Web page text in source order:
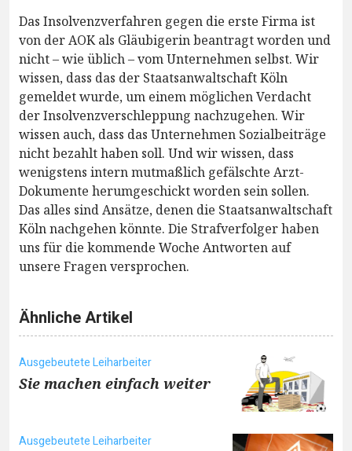
Das Insolvenzverfahren gegen die erste Firma ist
von der AOK als Gläubigerin beantragt worden und
nicht – wie üblich – vom Unternehmen selbst. Wir
wissen, dass das der Staatsanwaltschaft Köln
gemeldet wurde, um einem möglichen Verdacht
der Insolvenzverschleppung nachzugehen. Wir
wissen auch, dass das Unternehmen Sozialbeiträge
nicht bezahlt haben soll. Und wir wissen, dass
wenigstens intern mutmaßlich gefälschte Arzt-
Dokumente herumgeschickt worden sein sollen.
Das alles sind Ansätze, denen die Staatsanwaltschaft
Köln nachgehen könnte. Die Strafverfolger haben
uns für die kommende Woche Antworten auf
unsere Fragen versprochen.
Ähnliche Artikel
Ausgebeutete Leiharbeiter
Sie machen einfach weiter
Ausgebeutete Leiharbeiter